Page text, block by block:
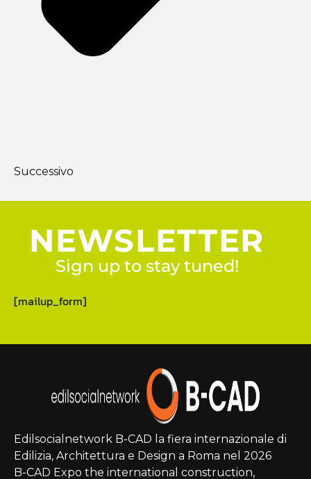
Successivo
NEWSLETTER
Sign up to stay tuned!
[mailup_form]
Edilsocialnetwork B-CAD la fiera internazionale di
Edilizia, Architettura e Design a Roma nel 2026
B-CAD Expo the international construction,